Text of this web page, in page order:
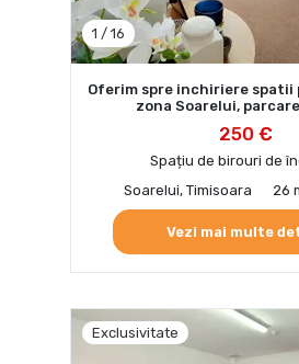
1 / 16
Oferim spre inchiriere
zona Soarelui,
250 €
Spațiu de birouri de
Soarelui, Timisoara
26
Vezi mai multe
Exclusivitate